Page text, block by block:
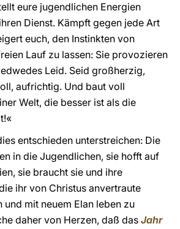
eure jugendlichen Energien
Dienst. Kämpft gegen jede Art
euch, den Instinkten von
Lauf zu lassen: Sie provozieren
Leid. Seid großherzig,
aufrichtig. Und baut voll
Welt, die besser ist als die
entschieden unterstreichen: Die
in die Jugendlichen, sie hofft auf
sie braucht sie und ihre
ihr von Christus anvertraute
und mit neuem Elan leben zu
daher von Herzen, daß das Jahr